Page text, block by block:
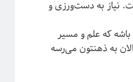
نیاز به دست‌ورزی و
که علم و مسیر
به ذهنتون می‌رسه